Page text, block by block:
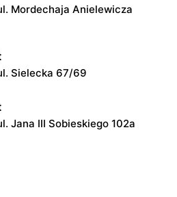
Mordechaja Anielewicza
Sielecka 67/69
Jana III Sobieskiego 102a